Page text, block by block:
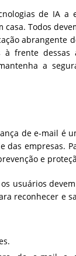
de IA a
Todos
abrangente
frente dessas
a
de e-mail é
empresas.
e
usuários
reconhecer e